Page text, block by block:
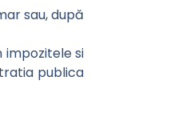
sau, după
impozitele si
publica